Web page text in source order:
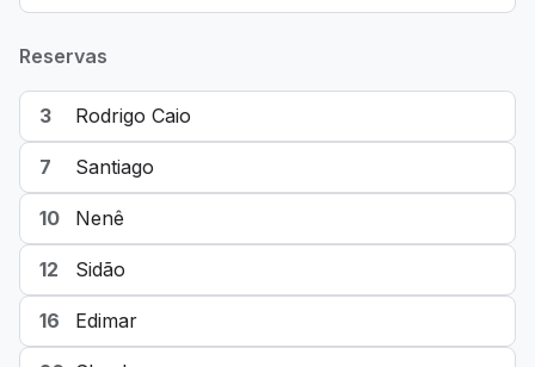
Reservas
3 Rodrigo Caio
7 Santiago
10 Nenê
12 Sidão
16 Edimar